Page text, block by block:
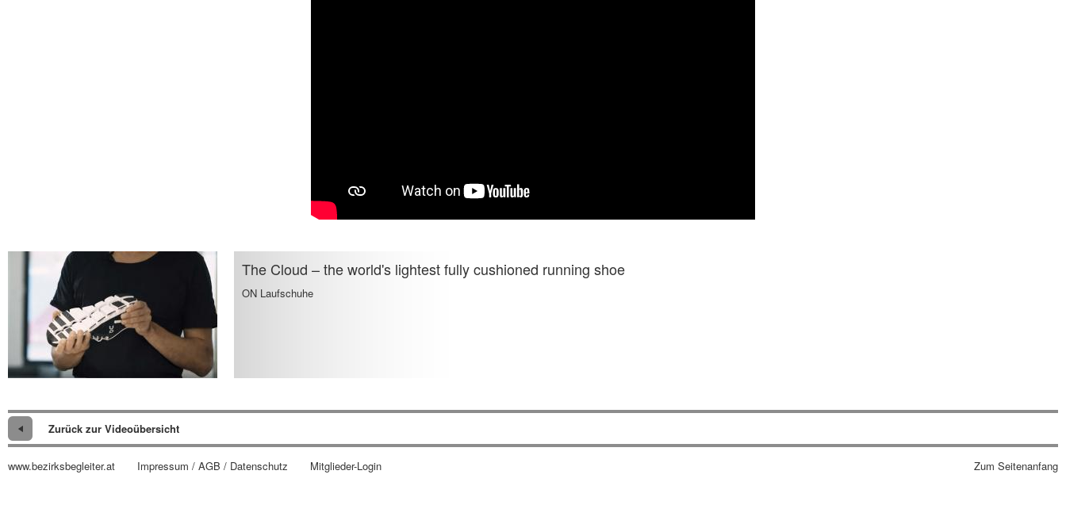
The Cloud – the world's lightest fully cushioned running shoe
ON Laufschuhe
Zurück zur Videoübersicht
www.bezirksbegleiter.at Impressum / AGB / Datenschutz Mitglieder-Login Zum Seitenanfang